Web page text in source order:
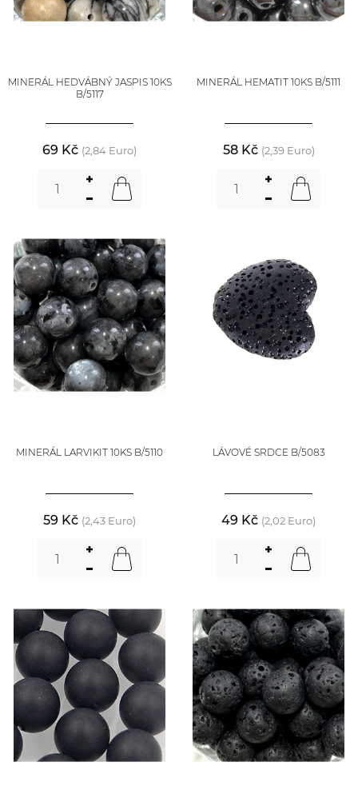
MINERÁL HEDVÁBNÝ JASPIS 10KS
B/5117
69 Kč (2,84 Euro)
MINERÁL HEMATIT 10KS B/5111
58 Kč (2,39 Euro)
MINERÁL LARVIKIT 10KS B/5110
59 Kč (2,43 Euro)
LÁVOVÉ SRDCE B/5083
49 Kč (2,02 Euro)